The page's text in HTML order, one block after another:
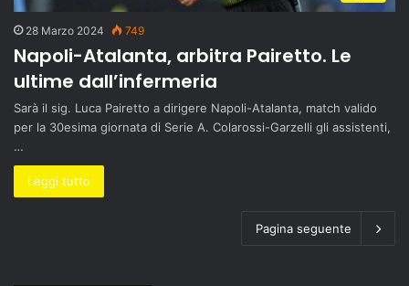
28 Marzo 2024 749
Napoli-Atalanta, arbitra Pairetto. Le
ultime dall’infermeria
Sarà il sig. Luca Pairetto a dirigere Napoli-Atalanta, match valido
per la 30esima giornata di Serie A. Colarossi-Garzelli gli assistenti,
…
Leggi tutto
Pagina seguente